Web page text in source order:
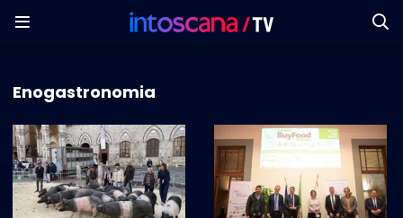
Enogastronomia